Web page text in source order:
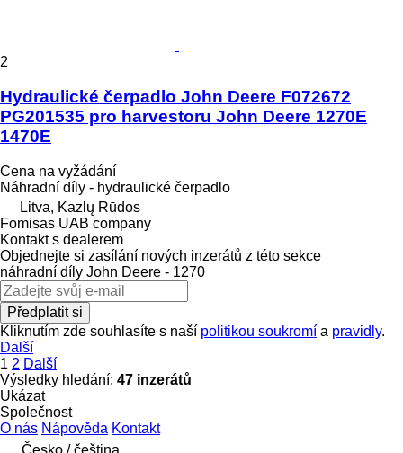
2
Hydraulické čerpadlo John Deere F072672
PG201535 pro harvestoru John Deere 1270E
1470E
Cena na vyžádání
Náhradní díly - hydraulické čerpadlo
Litva, Kazlų Rūdos
Fomisas UAB company
Kontakt s dealerem
Objednejte si zasílání nových inzerátů z této sekce
náhradní díly John Deere - 1270
Předplatit si
Kliknutím zde souhlasíte s naší politikou soukromí a pravidly.
Další
1 2 Další
Výsledky hledání: 47 inzerátů
Ukázat
Společnost
O nás Nápověda Kontakt
Česko / čeština